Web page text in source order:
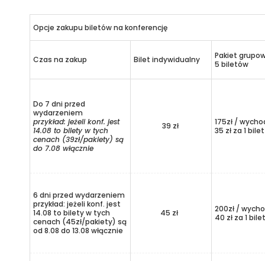
Opcje zakupu biletów na konferencję
Czas na zakup Bilet indywidualny
Pakiet
5 biletów
Do 7 dni przed
wydarzeniem
przykład: jeżeli konf. jest
14.08 to bilety w tych
cenach (39zł/pakiety) są
do 7.08 włącznie
39 zł
175zł /
35 zł za 1 bilet
6 dni przed wydarzeniem
przykład: jeżeli konf. jest
14.08 to bilety w tych
cenach (45zł/pakiety) są
od 8.08 do 13.08 włącznie
45 zł
200zł /
40 zł za 1 bilet